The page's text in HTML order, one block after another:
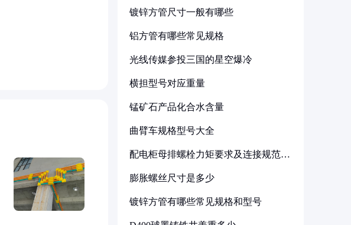
镀锌方管尺寸一般有哪些
铝方管有哪些常见规格
光线传媒参投三国的星空爆冷
横担型号对应重量
锰矿石产品化合水含量
曲臂车规格型号大全
配电柜母排螺栓力矩要求及连接规范详
膨胀螺丝尺寸是多少
镀锌方管有哪些常见规格和型号